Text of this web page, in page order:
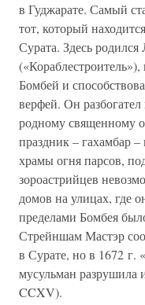
в Гуджарате. Самый
тот, который
Сурата. Здесь
Бомбей и
верфей. Он разбогател
родному священному
праздник – гахамбар
храмы огня парсов,
зороастрийцев
домов на улицах, где
пределами Бомбея
Стрейншам Мастэр
в Сурате, но в 1672 г.
мусульман разрушила
CCXV).